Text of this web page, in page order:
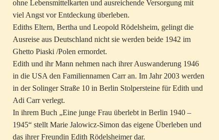
ohne Lebensmittelkarten und ausreichende Versorgung mit
viel Angst vor Entdeckung überleben.
Ediths Eltern, Bertha und Leopold Rödelsheim, gelingt die
Ausreise aus Deutschland nicht sie werden beide 1942 im
Ghetto Piaski /Polen ermordet.
Edith und ihr Mann nehmen nach ihrer Auswanderung 1946
in die USA den Familiennamen Carr an. Im Jahr 2003 werden
in der Solinger Straße 10 in Berlin Stolpersteine für Edith und
Adi Carr verlegt.
In ihrem Buch „Eine junge Frau überlebt in Berlin 1940 –
1945“ stellt Marie Jalowicz-Simon das eigene Überleben und
das ihrer Freundin Edith Rödelsheimer dar.